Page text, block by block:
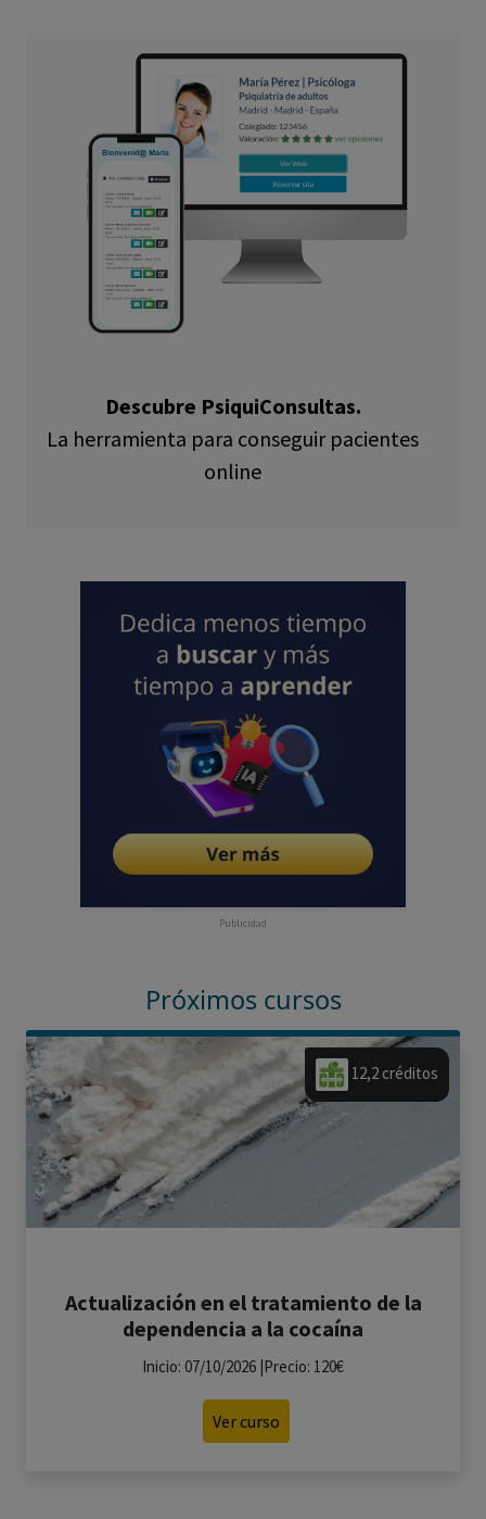
Descubre PsiquiConsultas.
La herramienta para conseguir pacientes
online
Publicidad
Próximos cursos
12,2 créditos
Actualización en el tratamiento de la
dependencia a la cocaína
Inicio: 07/10/2026 |Precio: 120€
Ver curso